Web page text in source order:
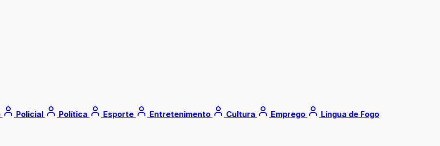
Policial Política Esporte Entretenimento Cultura Emprego Língua de Fogo